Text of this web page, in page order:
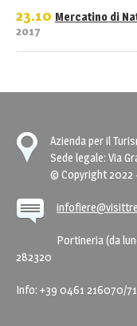
23.10
2017
Mercatino di
Azienda per il
Sede legale: Via
© Copyright 2022
Portineria (da
282320
Info: +39 0461 216070/71